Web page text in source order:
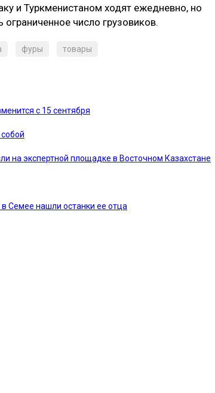
и Туркменистаном ходят ежедневно, но
число грузовиков.
фуры товары